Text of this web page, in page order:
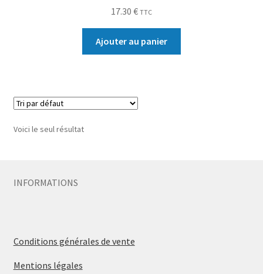
17.30 € TTC
Ajouter au panier
Voici le seul résultat
INFORMATIONS
Conditions générales de vente
Mentions légales